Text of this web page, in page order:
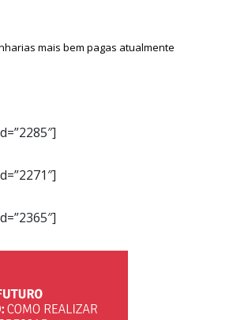
mais bem pagas atualmente